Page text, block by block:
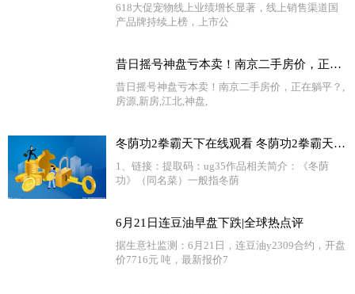
618大促宠物线上业绩增长显著，线上销售渠道国
产品牌持续上榜，上市公
昔日摇号神盘亏本卖！南京二手房价，正在躺平？-当前快报
昔日摇号神盘亏本卖！南京二手房价，正在躺平？,
房源,新房,江北,神盘,
冬荫功2拳霸天下在线观看 冬荫功2拳霸天下迅雷下载
1、链接：提取码：ug35作品相关简介：《冬荫
功》（同名菜）一般指冬荫
6月21日连豆油早盘下跌|全球热点评
据生意社监测：6月21日，连豆油y2309合约，开盘
价7716元 吨，最新报价7